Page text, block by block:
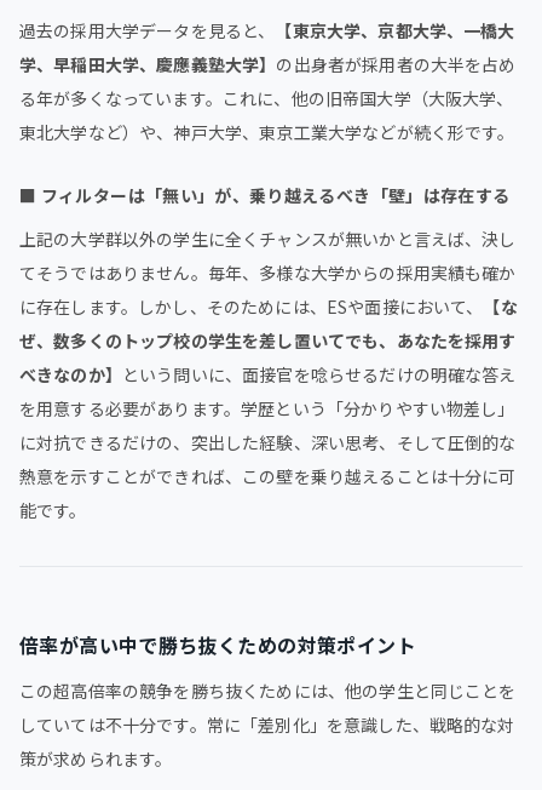
過去の採用大学データを見ると、
【東京大学、京都大学、一橋大
学、早稲田大学、慶應義塾大学】 の出身者が採用者の大半を占め
る年が多くなっています。これに、他の旧帝国大学（大阪大学、
東北大学など）や、神戸大学、東京工業大学などが続く形です。
■ フィルターは「無い」が、乗り越えるべき「壁」は存在する
上記の大学群以外の学生に全くチャンスが無いかと言えば、決し
てそうではありません。毎年、多様な大学からの採用実績も確か
に存在します。しかし、そのためには、ESや面接において、
【な
ぜ、数多くのトップ校の学生を差し置いてでも、あなたを採用す
べきなのか】 という問いに、面接官を唸らせるだけの明確な答え
を用意する必要があります。学歴という「分かりやすい物差し」
に対抗できるだけの、突出した経験、深い思考、そして圧倒的な
熱意を示すことができれば、この壁を乗り越えることは十分に可
能です。
倍率が高い中で勝ち抜くための対策ポイント
この超高倍率の競争を勝ち抜くためには、他の学生と同じことを
していては不十分です。常に「差別化」を意識した、戦略的な対
策が求められます。